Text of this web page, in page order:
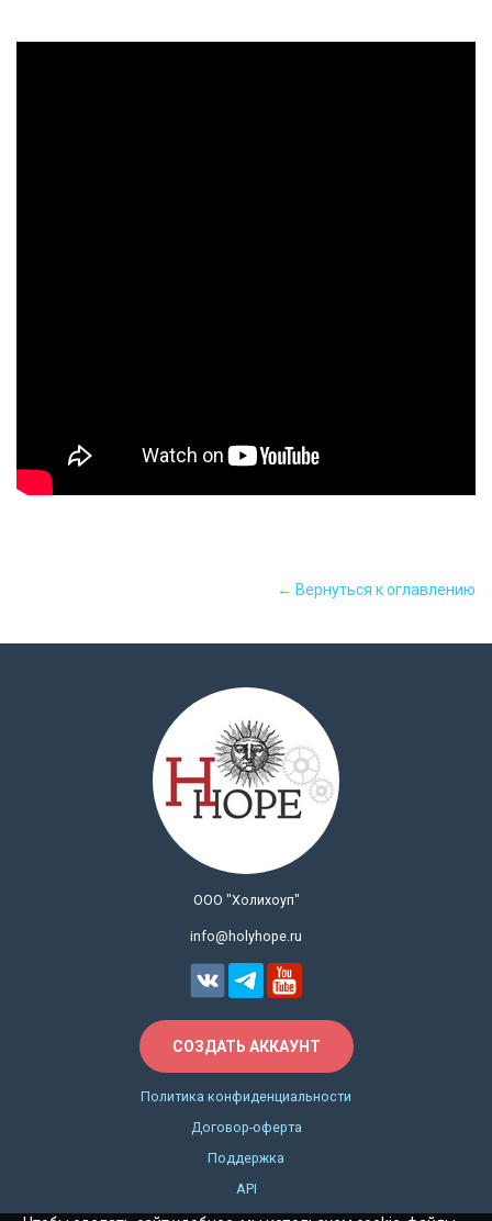
← Вернуться к оглавлению
ООО "Холихоуп"
info@holyhope.ru
СОЗДАТЬ АККАУНТ
Политика конфиденциальности
Договор-оферта
Поддержка
API